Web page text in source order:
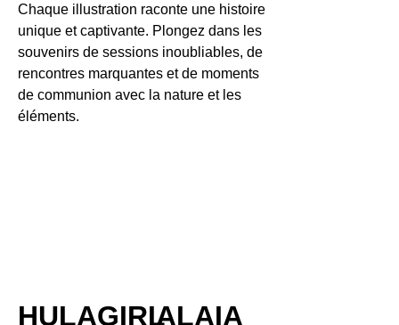
Chaque illustration raconte une histoire
unique et captivante. Plongez dans les
souvenirs de sessions inoubliables, de
rencontres marquantes et de moments
de communion avec la nature et les
éléments.
HULAGIRLALAIA